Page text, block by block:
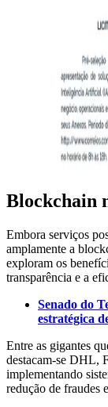
Blockchain
Embora serviços
amplamente a
exploram os
transparência e a
Senado do
estratégica
Entre as gigantes
destacam-se DHL,
implementando
redução de fraudes